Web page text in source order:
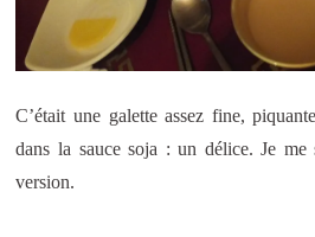
C’était une galette assez fine,
dans la sauce soja : un délice. Je me
version.